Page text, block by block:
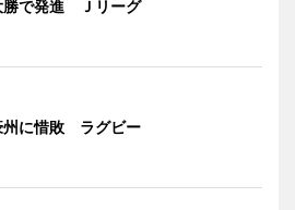
勝で発進 Ｊリーグ
州に惜敗 ラグビー